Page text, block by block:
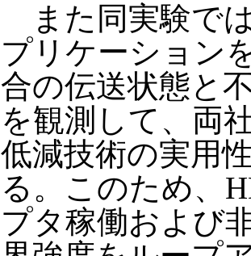
また同実験で
プリケーション
合の伝送状態と
を観測して、両
低減技術の実用
る。このため、
プタ稼働および